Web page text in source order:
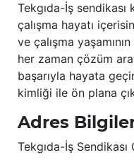
Tekgıda-İş
çalışma hayatı
ve çalışma
her zaman çözüm
başarıyla hayata
kimliği ile ön plana
Adres
Tekgıda-İş